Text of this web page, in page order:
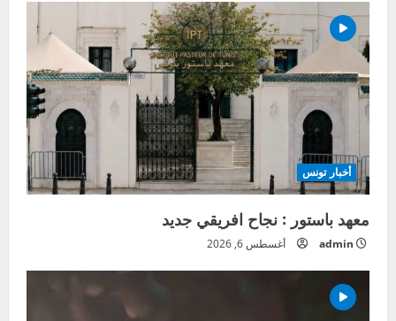
أخبار تونس
معهد باستور : نجاح افريقي جديد
admin أغسطس 6, 2026